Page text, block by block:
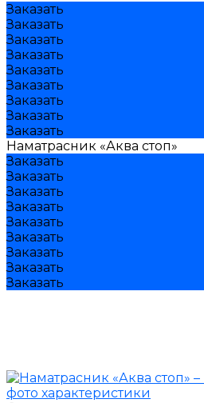
Заказать
Заказать
Заказать
Заказать
Заказать
Заказать
Заказать
Заказать
Заказать
Наматрасник «Аква стоп»
Заказать
Заказать
Заказать
Заказать
Заказать
Заказать
Заказать
Заказать
Заказать